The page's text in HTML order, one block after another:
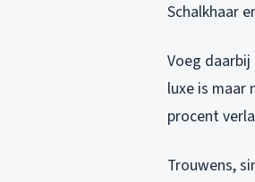
Schalkhaar
Voeg
luxe is maar
procent
Trouwens,